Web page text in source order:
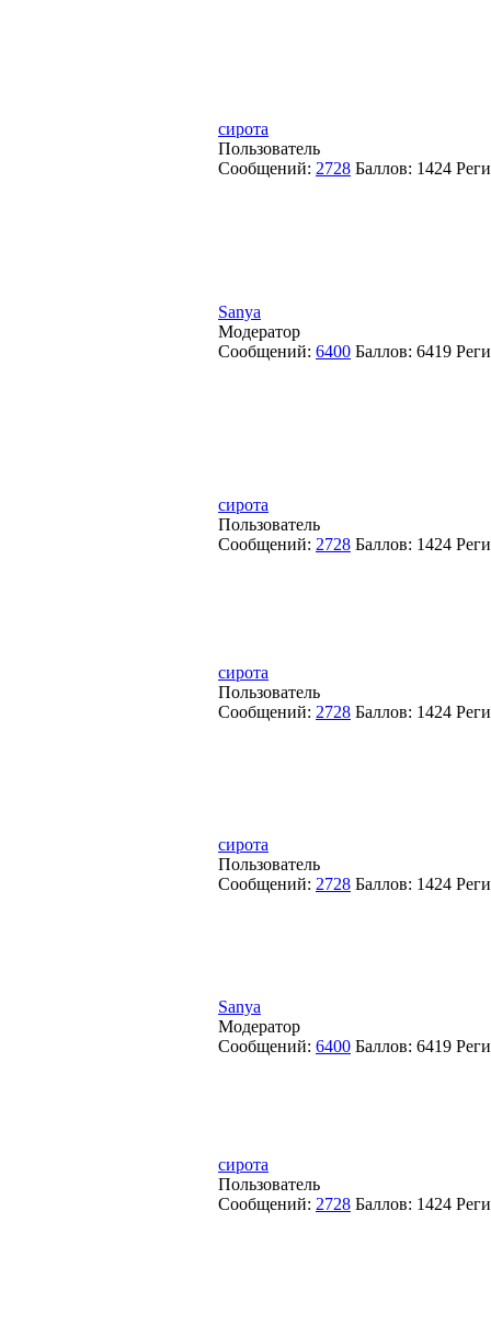
сирота
Пользователь
Сообщений: 2728 Баллов: 1424
Sanya
Модератор
Сообщений: 6400 Баллов: 6419
сирота
Пользователь
Сообщений: 2728 Баллов: 1424
сирота
Пользователь
Сообщений: 2728 Баллов: 1424
сирота
Пользователь
Сообщений: 2728 Баллов: 1424
Sanya
Модератор
Сообщений: 6400 Баллов: 6419
сирота
Пользователь
Сообщений: 2728 Баллов: 1424